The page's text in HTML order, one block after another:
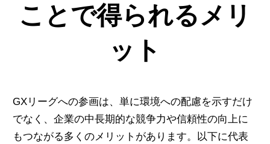
ことで得られるメリ
ット
GXリーグへの参画は、単に環境への配慮を示すだけ
でなく、企業の中長期的な競争力や信頼性の向上に
もつながる多くのメリットがあります。以下に代表